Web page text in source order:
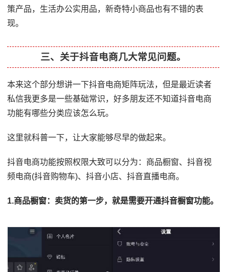
策产品，生活办公实用品，新奇特小商品也有不错的表
现。
三、关于抖音电商几大常见问题。
本来这个部分想讲一下抖音电商矩阵玩法，但是最近读者
私信我更多是一些基础常识，好多朋友还不知道抖音电商
功能有哪些分类应该怎么玩。
这里就科普一下，让大家能够尽早的做起来。
抖音电商功能按照权限大致可以分为：商品橱窗、抖音视
频电商(抖音购物车)、抖音小店、抖音直播电商。
1.商品橱窗：卖货的第一步，就是需要开通抖音橱窗功能。